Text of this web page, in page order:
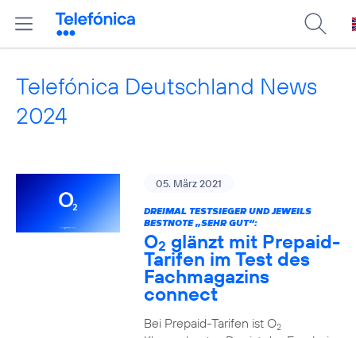
Telefónica Deutschland News
2024
05. März 2021
DREIMAL TESTSIEGER UND JEWEILS
BESTNOTE „SEHR GUT“:
O2 glänzt mit Prepaid-
Tarifen im Test des
Fachmagazins
connect
Bei Prepaid-Tarifen ist O2